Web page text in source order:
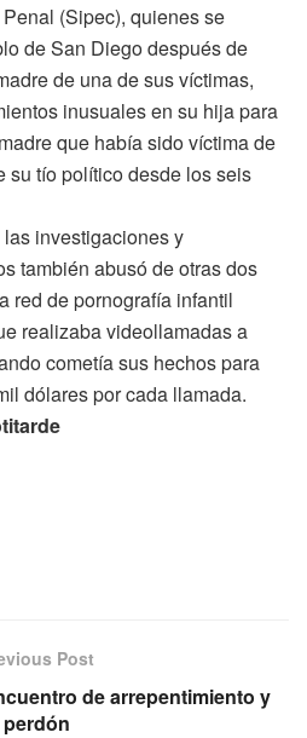
(Sipec), quienes se
de San Diego después de
de una de sus víctimas,
inusuales en su hija para
que había sido víctima de
su tío político desde los seis
investigaciones y
también abusó de otras dos
red de pornografía infantil
realizaba videollamadas a
cometía sus hechos para
dólares por cada llamada.
Post
de arrepentimiento y
perdón